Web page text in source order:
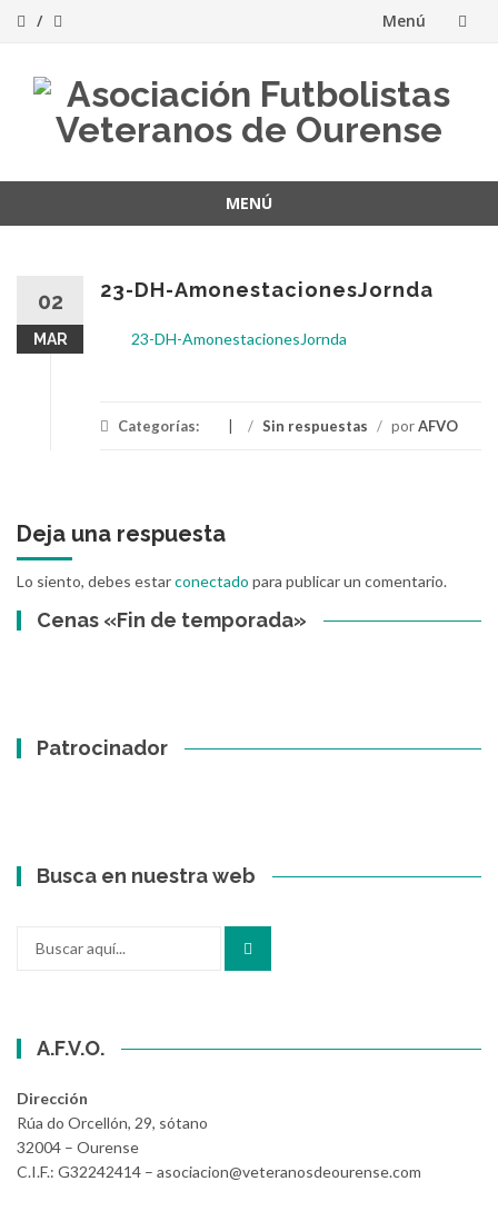
Menú
contenido
MENÚ
02
MAR
23-DH-AmonestacionesJornda
23-DH-AmonestacionesJornda
Categorías: / Sin respuestas / porAFVO
Deja una respuesta
Lo siento, debes estarconectado para publicar un comentario.
Cenas «Fin de temporada»
Patrocinador
Busca en nuestra web
A.F.V.O.
Dirección
Rúa do Orcellón, 29, sótano
32004 – Ourense
C.I.F.: G32242414 – asociacion@veteranosdeourense.com